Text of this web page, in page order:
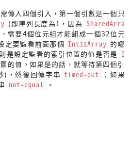
傳入四個引入，第一個引數是一個只
(即陣列長度為1，因為 SharedArra
需要4個位元組才能組成一個32位元
定要監看前面那個 Int32Array 的哪
是設定監看的索引位置的值是否是 I
的值。如果是的話，就等待第四個引
)，然後回傳字串 timed-out
；如果
not-equal 。